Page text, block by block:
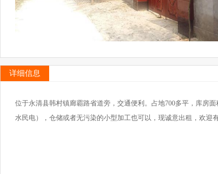
详细信息
位于永清县韩村镇廊霸路省道旁，交通便利。占地700多平，库房
水民电），仓储或者无污染的小型加工也可以，现诚意